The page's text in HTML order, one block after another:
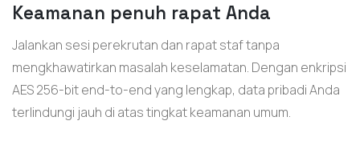
Keamanan penuh rapat Anda
Jalankan sesi perekrutan dan rapat staf tanpa
mengkhawatirkan masalah keselamatan. Dengan enkripsi
AES 256-bit end-to-end yang lengkap, data pribadi Anda
terlindungi jauh di atas tingkat keamanan umum.